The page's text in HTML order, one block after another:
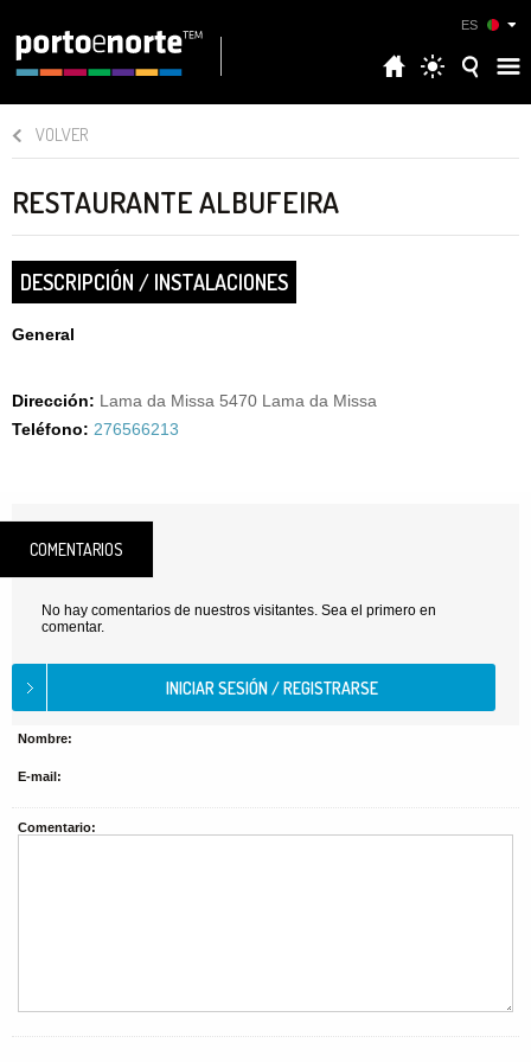
ES
VOLVER
RESTAURANTE ALBUFEIRA
DESCRIPCIÓN / INSTALACIONES
General
Dirección: Lama da Missa 5470 Lama da Missa
Teléfono: 276566213
COMENTARIOS
No hay comentarios de nuestros visitantes. Sea el primero en
comentar.
Nombre:
E-mail:
Comentario: